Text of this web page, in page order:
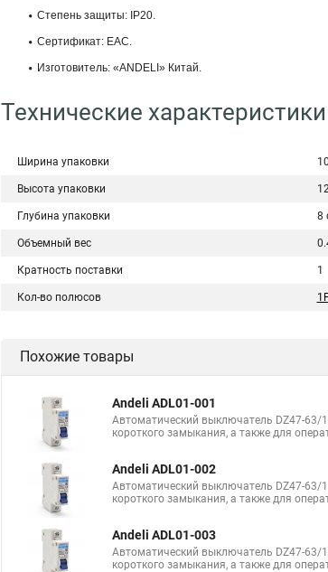
Степень защиты: IP20.
Сертификат: ЕАС.
Изготовитель: «ANDELI» Китай.
Технические
Ширина упаковки
Высота упаковки
Глубина упаковки 8
Объемный вес
Кратность поставки 1
Кол-во полюсов
Похожие товары
Andeli ADL01-001
Автоматический выключатель DZ47-63/
короткого замыкания, а также для
Andeli ADL01-002
Автоматический выключатель DZ47-63/
короткого замыкания, а также для
Andeli ADL01-003
Автоматический выключатель DZ47-63/
короткого замыкания, а также для